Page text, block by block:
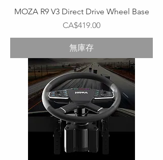
MOZA R9 V3 Direct Drive Wheel Base
價格
CA$419.00
無庫存